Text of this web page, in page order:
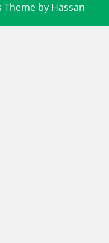
Theme by Hassan